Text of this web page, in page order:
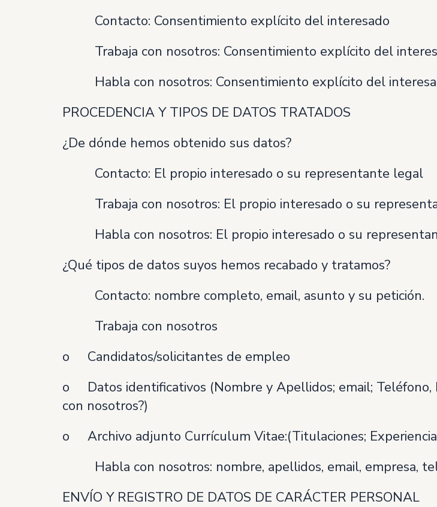
 Contacto: Consentimiento explícito del interesado
 Trabaja con nosotros: Consentimiento explícito del
 Habla con nosotros: Consentimiento explícito del
PROCEDENCIA Y TIPOS DE DATOS TRATADOS
¿De dónde hemos obtenido sus datos?
 Contacto: El propio interesado o su representante legal
 Trabaja con nosotros: El propio interesado o su
 Habla con nosotros: El propio interesado o su
¿Qué tipos de datos suyos hemos recabado y tratamos?
 Contacto: nombre completo, email, asunto y su petición.
 Trabaja con nosotros
o Candidatos/solicitantes de empleo
o Datos identificativos (Nombre y Apellidos; email; Teléfono,
con nosotros?)
o Archivo adjunto Currículum Vitae:(Titulaciones;
 Habla con nosotros: nombre, apellidos, email, empresa,
ENVÍO Y REGISTRO DE DATOS DE CARÁCTER PERSONAL